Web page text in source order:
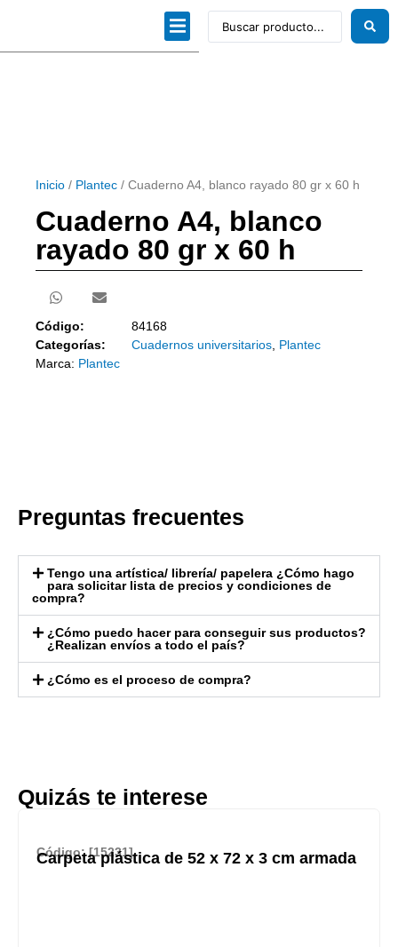
Inicio / Plantec / Cuaderno A4, blanco rayado 80 gr x 60 h
Cuaderno A4, blanco
rayado 80 gr x 60 h
Código:
84168
Categorías:
Cuadernos universitarios Plantec
Marca: Plantec
Preguntas frecuentes
Tengo una artística/ librería/ papelera ¿Cómo hago
para solicitar lista de precios y condiciones de
compra?
¿Cómo puedo hacer para conseguir sus productos?
¿Realizan envíos a todo el país?
¿Cómo es el proceso de compra?
Quizás te interese
Código: [15231]
Carpeta plástica de 52 x 72 x 3 cm armada